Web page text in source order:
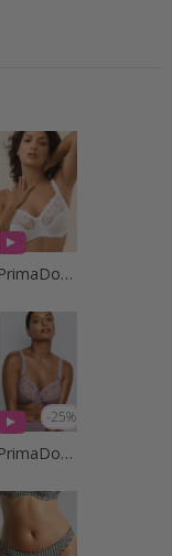
PrimaDonna Lingerie
-25%
PrimaDonna Lingerie